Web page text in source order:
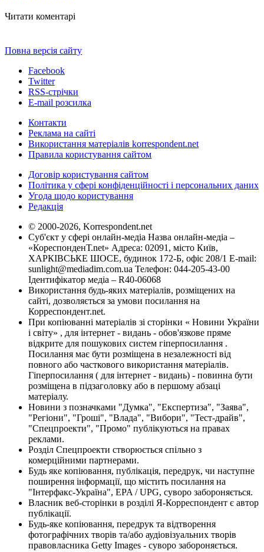
Читати коментарі
Повна версія сайту
Facebook
Twitter
RSS-стрічки
E-mail розсилка
Контакти
Реклама на сайті
Використання матеріалів korrespondent.net
Правила користування сайтом
Договір користування сайтом
Політика у сфері конфіденційності і персональних даних
Угода щодо користування
Редакція
© 2000-2026, Korrespondent.net
Суб'єкт у сфері онлайн-медіа Назва онлайн-медіа –
«КореспонденТ.net» Адреса: 02091, місто Київ,
ХАРКІВСЬКЕ ШОСЕ, будинок 172-Б, офіс 208/1 E-mail:
sunlight@mediadim.com.ua Телефон: 044-205-43-00
Ідентифікатор медіа – R40-06068
Використання будь-яких матеріалів, розміщених на
сайті, дозволяється за умови посилання на
Корреспондент.net.
При копіюванні матеріалів зі сторінки « Новини України
і світу» , для інтернет - видань - обов'язкове пряме
відкрите для пошукових систем гіперпосилання .
Посилання має бути розміщена в незалежності від
повного або часткового використання матеріалів.
Гіперпосилання ( для інтернет - видань) - повинна бути
розміщена в підзаголовку або в першому абзаці
матеріалу.
Новини з позначками "Думка", "Експертиза", "Заява",
"Регіони", "Гроші", "Влада", "Вибори", "Тест-драйв",
"Спецпроекти", "Промо" публікуються на правах
реклами.
Розділ Спецпроекти створюється спільно з
комерційними партнерами.
Будь яке копіювання, публікація, передрук, чи наступне
поширення інформації, що містить посилання на
"Інтерфакс-Україна", EPA / UPG, суворо забороняється.
Власник веб-сторінки в розділі Я-Корреспондент є автор
публікації.
Будь-яке копіювання, передрук та відтворення
фотографічних творів та/або аудіовізуальних творів
правовласника Getty Images - суворо забороняється.